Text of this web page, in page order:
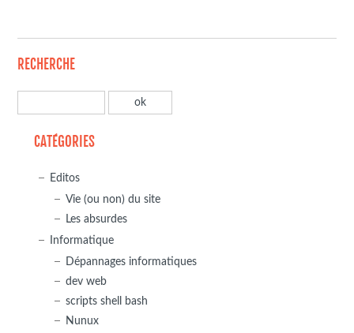
RECHERCHE
CATÉGORIES
Editos
Vie (ou non) du site
Les absurdes
Informatique
Dépannages informatiques
dev web
scripts shell bash
Nunux